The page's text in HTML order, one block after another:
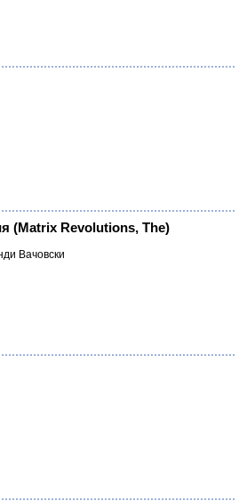
(Matrix Revolutions, The)
Вачовски